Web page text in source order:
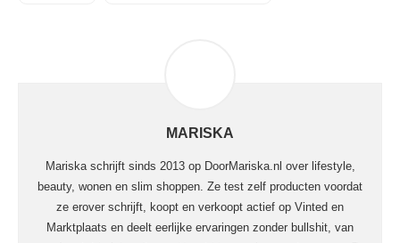
MARISKA
Mariska schrijft sinds 2013 op DoorMariska.nl over lifestyle,
beauty, wonen en slim shoppen. Ze test zelf producten voordat
ze erover schrijft, koopt en verkoopt actief op Vinted en
Marktplaats en deelt eerlijke ervaringen zonder bullshit, van